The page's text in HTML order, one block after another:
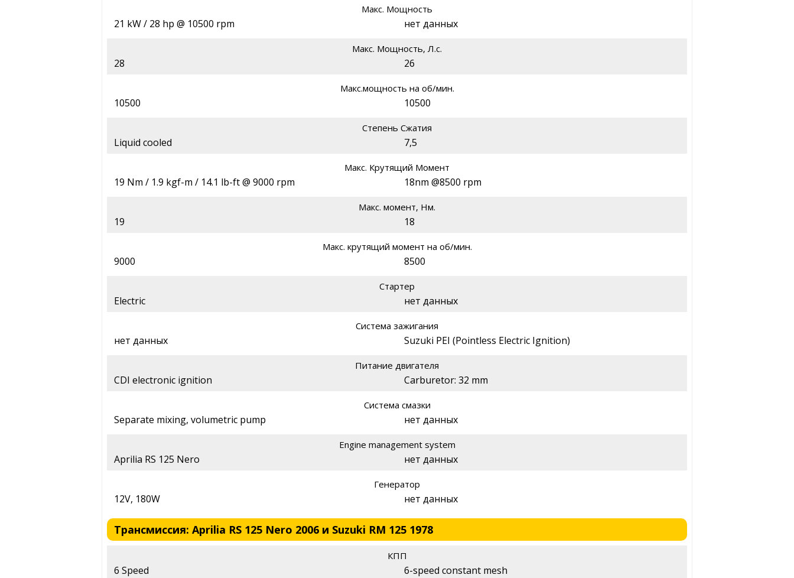
Макс. Мощность
21 kW / 28 hp @ 10500 rpm нет данных
Макс. Мощность, Л.с.
28 26
Макс.мощность на об/мин.
10500 10500
Степень Сжатия
Liquid cooled 7,5
Макс. Крутящий Момент
19 Nm / 1.9 kgf-m / 14.1 lb-ft @ 9000 rpm 18nm @8500 rpm
Макс. момент, Нм.
19 18
Макс. крутящий момент на об/мин.
9000 8500
Стартер
Electric нет данных
Система зажигания
нет данных Suzuki PEI (Pointless Electric Ignition)
Питание двигателя
CDI electronic ignition Carburetor: 32 mm
Система смазки
Separate mixing, volumetric pump нет данных
Engine management system
Aprilia RS 125 Nero нет данных
Генератор
12V, 180W нет данных
Трансмиссия: Aprilia RS 125 Nero 2006 и Suzuki RM 125 1978
КПП
6 Speed 6-speed constant mesh